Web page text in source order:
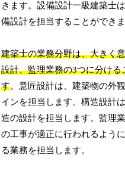
きます。設備設計一級建築士
備設計を担当することができま
建築士の業務分野は、大きく
設計、監理業務の3つに分ける
す。意匠設計は、建築物の外
インを担当します。構造設計
造の設計を担当します。監理
の工事が適正に行われるよう
る業務を担当します。